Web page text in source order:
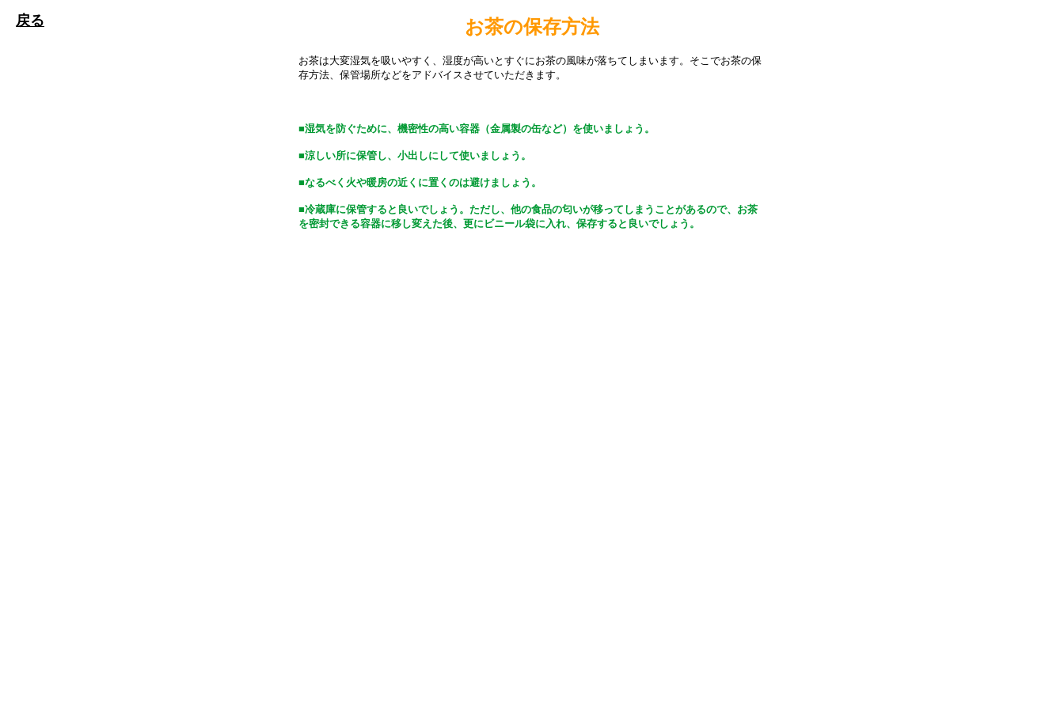
戻る お茶の保存方法
お茶は大変湿気を吸いやすく、湿度が高いとすぐにお茶の風味が落ちてしまいます。そこでお茶の保
存方法、保管場所などをアドバイスさせていただきます。
■湿気を防ぐために、機密性の高い容器（金属製の缶など）を使いましょう。
■涼しい所に保管し、小出しにして使いましょう。
■なるべく火や暖房の近くに置くのは避けましょう。
■冷蔵庫に保管すると良いでしょう。ただし、他の食品の匂いが移ってしまうことがあるので、お茶
を密封できる容器に移し変えた後、更にビニール袋に入れ、保存すると良いでしょう。